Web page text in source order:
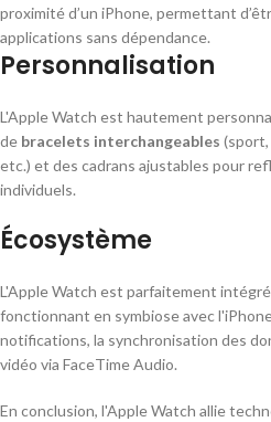
proximité d’un iPhone, permettant
applications sans dépendance.
Personnalisation
L'Apple Watch est hautement
de bracelets interchangeables (sport,
etc.) et des cadrans ajustables pour
individuels.
Écosystème
L'Apple Watch est parfaitement
fonctionnant en symbiose avec
notifications, la synchronisation des
vidéo via FaceTime Audio.
En conclusion, l'Apple Watch allie